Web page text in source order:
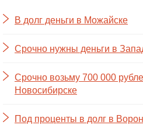
В долг деньги в Можайске
Срочно нужны деньги в
Срочно возьму 700 000
Новосибирске
Под проценты в долг в